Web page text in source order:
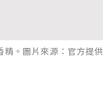
。圖片來源：官方提供